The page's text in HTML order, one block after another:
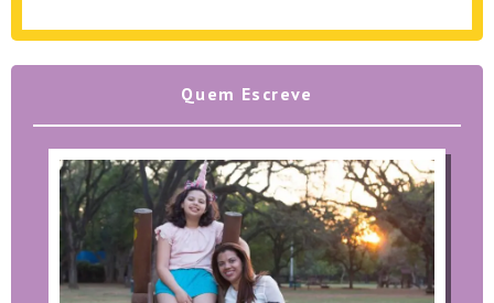
Quem Escreve